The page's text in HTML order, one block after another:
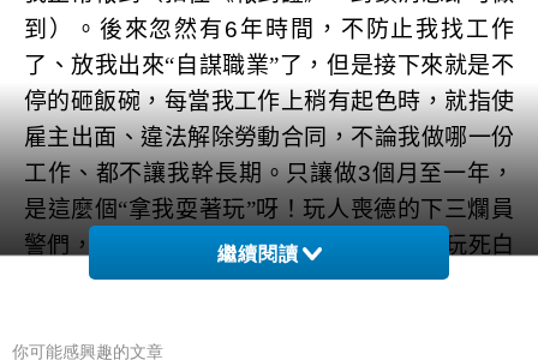
到）。後來忽然有6年時間，不防止我找工作
了、放我出來“自謀職業”了，但是接下來就是不
停的砸飯碗，每當我工作上稍有起色時，就指使
雇主出面、違法解除勞動合同，不論我做哪一份
工作、都不讓我幹長期。只讓做3個月至一年，
是這麼個“拿我耍著玩”呀！玩人喪德的下三爛員
警們，最終哪裡都不讓我呆，玩死算了！玩死白
玩死。
惡警們早就找過我媽和惡爹兩個人，通報迫害計
繼續閱讀
你可能感興趣的文章